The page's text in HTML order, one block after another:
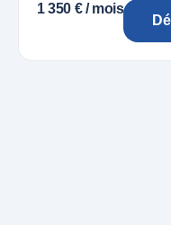
1 350 € / mois